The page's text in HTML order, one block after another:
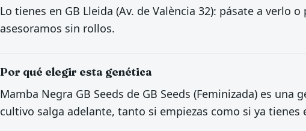
Lo tienes en GB Lleida (Av. de València 32): pásate a verlo
asesoramos sin rollos.
Por qué elegir esta genética
Mamba Negra GB Seeds de GB Seeds (Feminizada) es una
cultivo salga adelante, tanto si empiezas como si ya tienes